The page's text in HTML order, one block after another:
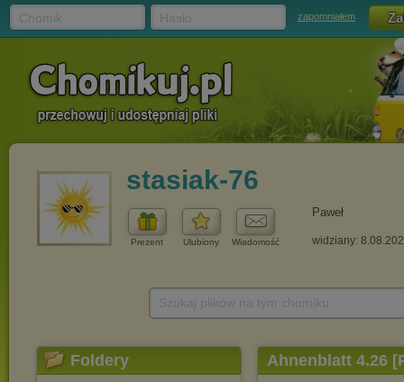
zapomniałem
stasiak-76
Prezent Ulubiony Wiadomość
Paweł
widziany:
Foldery Ahnenblatt 4.26